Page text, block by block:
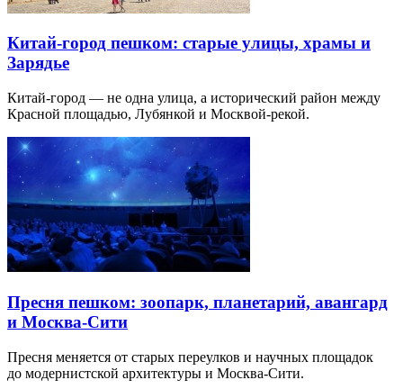
Китай-город пешком: старые улицы, храмы и
Зарядье
Китай-город — не одна улица, а исторический район между
Красной площадью, Лубянкой и Москвой-рекой.
Пресня пешком: зоопарк, планетарий, авангард
и Москва-Сити
Пресня меняется от старых переулков и научных площадок
до модернистской архитектуры и Москва-Сити.